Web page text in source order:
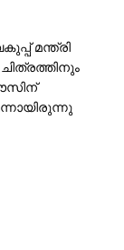
മന്ത്രി